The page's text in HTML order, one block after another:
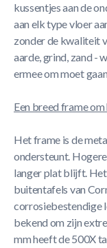
kussentjes aan de
aan elk type vloer
zonder de kwaliteit
aarde, grind, zand -
ermee om moet
Een breed frame
Het frame is de
ondersteunt.
langer plat blijft.
buitentafels van
corrosiebestendige
bekend om zijn
mm heeft de 500X